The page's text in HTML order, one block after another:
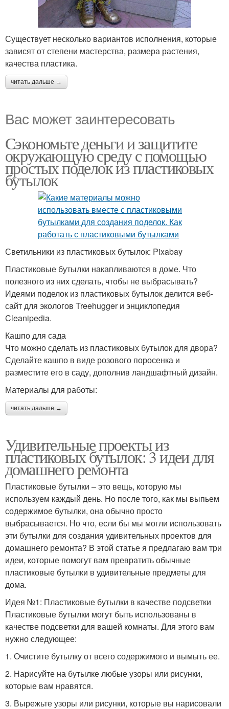
Существует несколько вариантов исполнения, которые
зависят от степени мастерства, размера растения,
качества пластика.
читать дальше →
Вас может заинтересовать
Сэкономьте деньги и защитите
окружающую среду с помощью
простых поделок из пластиковых
бутылок
Светильники из пластиковых бутылок: Pixabay
Пластиковые бутылки накапливаются в доме. Что
полезного из них сделать, чтобы не выбрасывать?
Идеями поделок из пластиковых бутылок делится веб-
сайт для экологов Treehugger и энциклопедия
Cleanipedia.
Кашпо для сада
Что можно сделать из пластиковых бутылок для двора?
Сделайте кашпо в виде розового поросенка и
разместите его в саду, дополнив ландшафтный дизайн.
Материалы для работы:
читать дальше →
Удивительные проекты из
пластиковых бутылок: 3 идеи для
домашнего ремонта
Пластиковые бутылки – это вещь, которую мы
используем каждый день. Но после того, как мы выпьем
содержимое бутылки, она обычно просто
выбрасывается. Но что, если бы мы могли использовать
эти бутылки для создания удивительных проектов для
домашнего ремонта? В этой статье я предлагаю вам три
идеи, которые помогут вам превратить обычные
пластиковые бутылки в удивительные предметы для
дома.
Идея №1: Пластиковые бутылки в качестве подсветки
Пластиковые бутылки могут быть использованы в
качестве подсветки для вашей комнаты. Для этого вам
нужно следующее:
1. Очистите бутылку от всего содержимого и вымыть ее.
2. Нарисуйте на бутылке любые узоры или рисунки,
которые вам нравятся.
3. Вырежьте узоры или рисунки, которые вы нарисовали